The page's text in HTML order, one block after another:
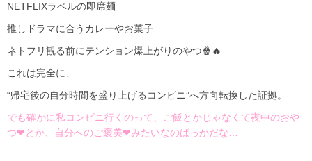
NETFLIXラベルの即席麺
推しドラマに合うカレーやお菓子
ネトフリ観る前にテンション爆上がりのやつ🍿🔥
これは完全に、
“帰宅後の自分時間を盛り上げるコンビニ”へ方向転換した証拠。
でも確かに私コンビニ行くのって、ご飯とかじゃなくて夜中のおや
つ❤とか、自分へのご褒美❤みたいなのばっかだな…